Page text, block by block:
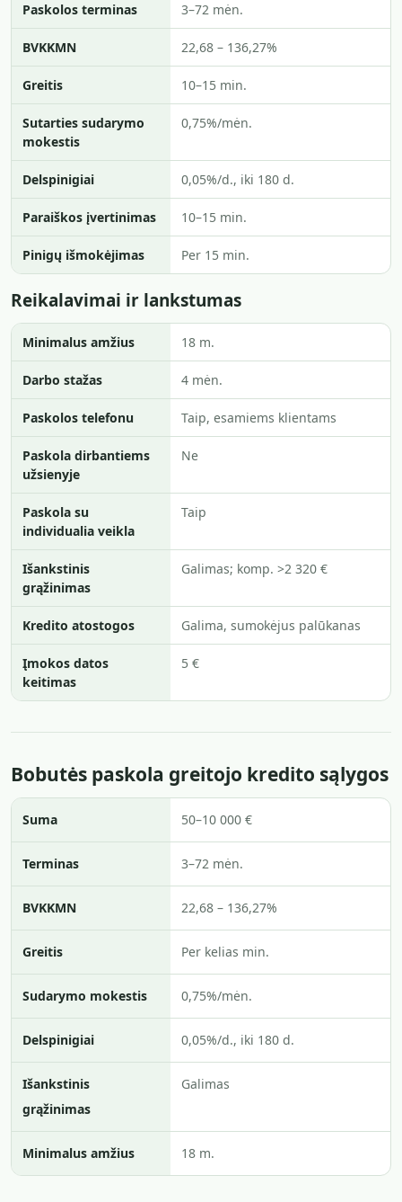
Paskolos terminas 3–72 mėn.
BVKKMN 22,68 – 136,27%
Greitis 10–15 min.
Sutarties sudarymo
mokestis
0,75%/mėn.
Delspinigiai 0,05%/d., iki 180 d.
Paraiškos įvertinimas 10–15 min.
Pinigų išmokėjimas Per 15 min.
Reikalavimai ir lankstumas
Minimalus amžius 18 m.
Darbo stažas 4 mėn.
Paskolos telefonu Taip, esamiems klientams
Paskola dirbantiems
užsienyje
Ne
Paskola su
individualia veikla
Taip
Išankstinis
grąžinimas
Galimas; komp. >2 320 €
Kredito atostogos Galima, sumokėjus palūkanas
Įmokos datos
keitimas
5 €
Bobutės paskola greitojo kredito sąlygos
Suma 50–10 000 €
Terminas 3–72 mėn.
BVKKMN 22,68 – 136,27%
Greitis Per kelias min.
Sudarymo mokestis 0,75%/mėn.
Delspinigiai 0,05%/d., iki 180 d.
Išankstinis
grąžinimas
Galimas
Minimalus amžius 18 m.